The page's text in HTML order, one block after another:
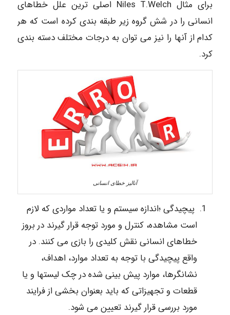
برای مثال Niles T.Welch اصلی ترین علل خطاهای
انسانی را در شش گروه زیر طبقه بندی کرده است که هر
کدام از آنها را نیز می توان به درجات مختلف دسته بندی
کرد.
آنالیز خطای انسانی
پیچیدگی ؛اندازه سیستم و یا تعداد مواردی که لازم
است مشاهده، کنترل و مورد توجه قرار گیرند در بروز
خطاهای انسانی نقش کلیدی را بازی می کنند. در
واقع پیچیدگی با توجه به تعداد موارد، اهداف،
نشانگرها، موارد پیش بینی شده در چک لیستها و یا
قطعات و تجهیزاتی که باید بعنوان بخشی از فرایند
مورد بررسی قرار گیرند تعیین می شود.